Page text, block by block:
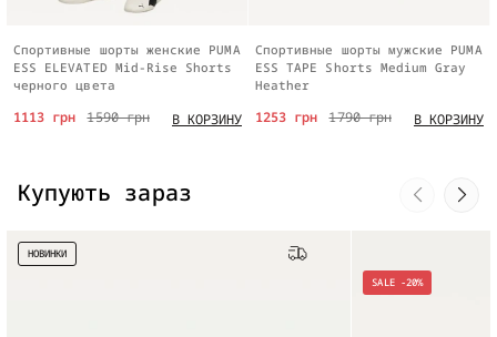
Спортивные шорты женские PUMA
ESS ELEVATED Mid-Rise Shorts
черного цвета
1590 грн
1113 грн В КОРЗИНУ
Спортивные шорты мужские PUMA
ESS TAPE Shorts Medium Gray
Heather
1790 грн
1253 грн В КОРЗИНУ
Купують зараз
НОВИНКИ
SALE -20%